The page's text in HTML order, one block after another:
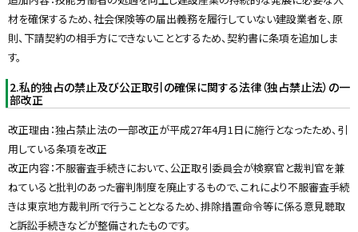
材を確保するため、社会保険等の届出義務を履行していない建設業者を、原
則、下請契約の相手方にできないこととするため、契約書に条項を追加しま
す。
2.私的独占の禁止及び公正取引の確保に関する法律（独占禁止法）の一
部改正
改正理由：独占禁止法の一部改正が平成27年4月1日に施行となったため、引
用している条項を改正
改正内容：不服審査手続きにおいて、公正取引委員会が検察官と裁判官を兼
ねていると批判のあった審判制度を廃止するもので、これにより不服審査手続
きは東京地方裁判所で行うこととなるため、排除措置命令等に係る意見聴取
と訴訟手続きなどが整備されたものです。